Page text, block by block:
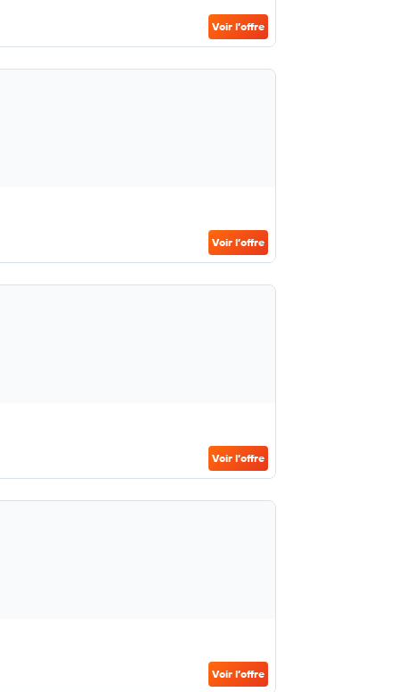
Voir l’offre
Voir l’offre
Voir l’offre
Voir l’offre